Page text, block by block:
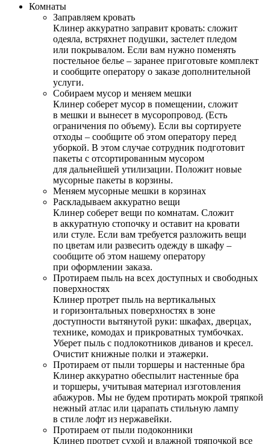
Комнаты
Заправляем кровать
Клинер аккуратно заправит кровать: сложит
одеяла, встряхнет подушки, застелет пледом
или покрывалом. Если вам нужно поменять
постельное белье – заранее приготовьте комплект
и сообщите оператору о заказе дополнительной
услуги.
Собираем мусор и меняем мешки
Клинер соберет мусор в помещении, сложит
в мешки и вынесет в мусоропровод. (Есть
ограничения по объему). Если вы сортируете
отходы – сообщите об этом оператору перед
уборкой. В этом случае сотрудник подготовит
пакеты с отсортированным мусором
для дальнейшей утилизации. Положит новые
мусорные пакеты в корзины.
Меняем мусорные мешки в корзинах
Раскладываем аккуратно вещи
Клинер соберет вещи по комнатам. Сложит
в аккуратную стопочку и оставит на кровати
или стуле. Если вам требуется разложить вещи
по цветам или развесить одежду в шкафу –
сообщите об этом нашему оператору
при оформлении заказа.
Протираем пыль на всех доступных и свободных
поверхностях
Клинер протрет пыль на вертикальных
и горизонтальных поверхностях в зоне
доступности вытянутой руки: шкафах, дверцах,
технике, комодах и прикроватных тумбочках.
Уберет пыль с подлокотников диванов и кресел.
Очистит книжные полки и этажерки.
Протираем от пыли торшеры и настенные бра
Клинер аккуратно обеспылит настенные бра
и торшеры, учитывая материал изготовления
абажуров. Мы не будем протирать мокрой тряпкой
нежный атлас или царапать стильную лампу
в стиле лофт из нержавейки.
Протираем от пыли подоконники
Клинер протрет сухой и влажной тряпочкой все